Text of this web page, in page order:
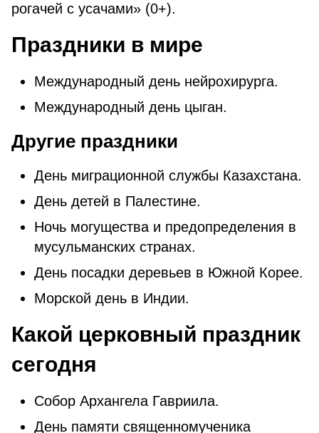
рогачей с усачами» (0+).
Праздники в мире
Международный день нейрохирурга.
Международный день цыган.
Другие праздники
День миграционной службы Казахстана.
День детей в Палестине.
Ночь могущества и предопределения в
мусульманских странах.
День посадки деревьев в Южной Корее.
Морской день в Индии.
Какой церковный праздник
сегодня
Собор Архангела Гавриила.
День памяти священномученика